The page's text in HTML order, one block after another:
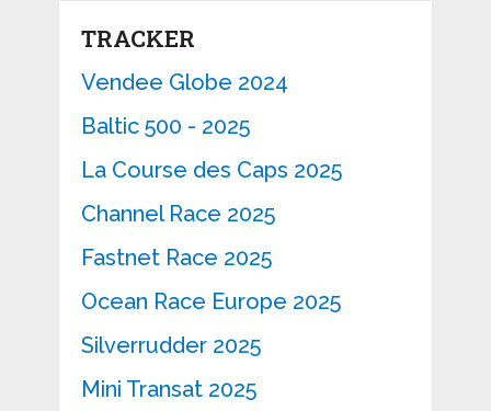
TRACKER
Vendee Globe 2024
Baltic 500 - 2025
La Course des Caps 2025
Channel Race 2025
Fastnet Race 2025
Ocean Race Europe 2025
Silverrudder 2025
Mini Transat 2025